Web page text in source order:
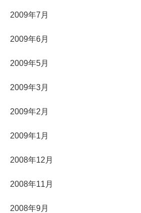
2009年7月
2009年6月
2009年5月
2009年3月
2009年2月
2009年1月
2008年12月
2008年11月
2008年9月